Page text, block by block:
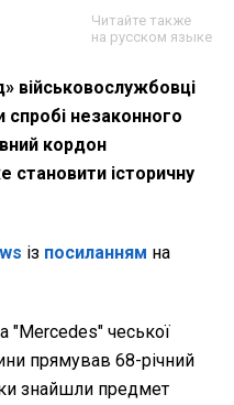
Читайте также
на русском языке
військовослужбовці
спробі незаконного
кордон
становити історичну
із посиланням на
"Mercedes" чеської
прямував 68-річний
знайшли предмет